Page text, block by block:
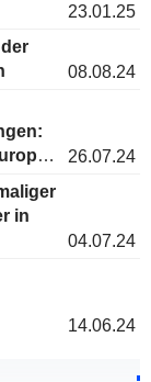
23.01.25
08.08.24
26.07.24
in
04.07.24
14.06.24